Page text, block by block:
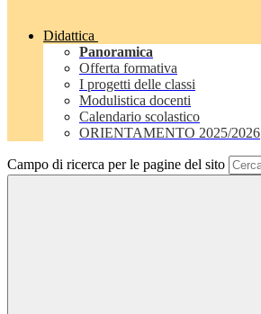
Didattica
Panoramica
Offerta formativa
I progetti delle classi
Modulistica docenti
Calendario scolastico
ORIENTAMENTO 2025/2026
Campo di ricerca per le pagine del sito